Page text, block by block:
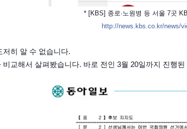
* [KBS] 종로·노원병 등 서울 7곳
http://news.kbs.co.kr/news/
저히 알 수 없습니다.
비교해서 살펴봤습니다. 바로 전인 3월 20일까지 진행